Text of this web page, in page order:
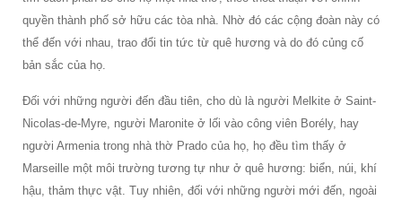
quyền thành phố sở hữu các tòa nhà. Nhờ đó các cộng đoàn này có
thể đến với nhau, trao đổi tin tức từ quê hương và do đó củng cố
bản sắc của họ.
Đối với những người đến đầu tiên, cho dù là người Melkite ở Saint-
Nicolas-de-Myre, người Maronite ở lối vào công viên Borély, hay
người Armenia trong nhà thờ Prado của họ, họ đều tìm thấy ở
Marseille một môi trường tương tự như ở quê hương: biển, núi, khí
hậu, thảm thực vật. Tuy nhiên, đối với những người mới đến, ngoài